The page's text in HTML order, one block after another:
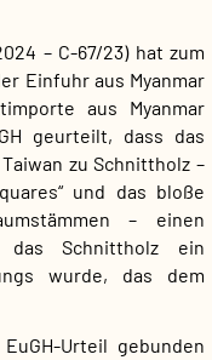
– C-67/23) hat zum
Einfuhr aus Myanmar
aus Myanmar
geurteilt, dass das
zu Schnittholz –
und das bloße
– einen
das Schnittholz ein
wurde, das dem
Urteil gebunden